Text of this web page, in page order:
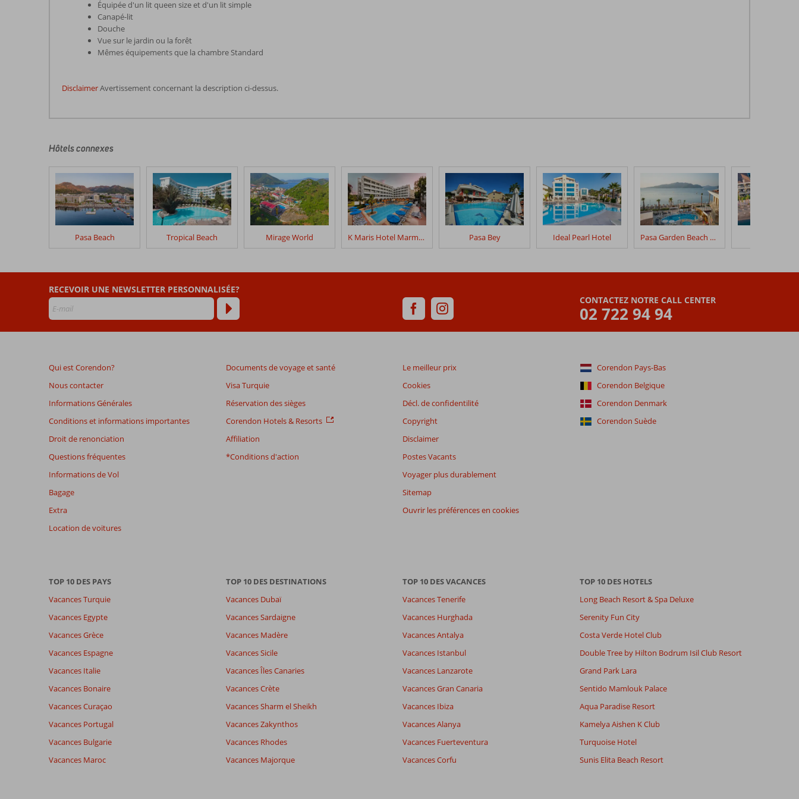
Équipée d'un lit queen size et d'un lit simple
Canapé-lit
Douche
Vue sur le jardin ou la forêt
Mêmes équipements que la chambre Standard
DisclaimerAvertissement concernant la description ci-dessus.
écrits
nos
clients
après
leur
séjour
Marmaris
avis
datant
de
mois
ne
sont
plus
affichés
afin
de
garantir
présentés.
sur
avis.
Note totale
Basé sur:
114,5
Suffisant
Manger
Enfants
5,7
Qualité-wifi
Expériences
de nos
clients
Filtrer par participants
Tous
Trier par
datum (nieuw > oud)
Hôtels connexes
Pasa Beach Tropical Beach Mirage World K Maris Hotel Marmaris Pasa Bey Ideal Pearl Hotel Pasa Garden Beach Hotel
CONTACTEZ NOTRE CALL CENTER
02 722 94 94
RECEVOIR UNE NEWSLETTER PERSONNALISÉE?
Qui est Corendon?
Nous contacter
Informations Générales
Conditions et informations importantes
Droit de renonciation
Questions fréquentes
Informations de Vol
Bagage
Extra
Location de voitures
Documents de voyage et santé
Visa Turquie
Réservation des sièges
Corendon Hotels & Resorts
Affiliation
*Conditions d'action
Le meilleur prix
Cookies
Décl. de confidentilité
Copyright
Disclaimer
Postes Vacants
Voyager plus durablement
Sitemap
Ouvrir les préférences en cookies
Corendon Pays-Bas
Corendon Belgique
Corendon Denmark
Corendon Suède
TOP 10 DES PAYS
Vacances Turquie
Vacances Egypte
Vacances Grèce
Vacances Espagne
Vacances Italie
Vacances Bonaire
Vacances Curaçao
Vacances Portugal
Vacances Bulgarie
Vacances Maroc
TOP 10 DES DESTINATIONS
Vacances Dubaï
Vacances Sardaigne
Vacances Madère
Vacances Sicile
Vacances Îles Canaries
Vacances Crète
Vacances Sharm el Sheikh
Vacances Zakynthos
Vacances Rhodes
Vacances Majorque
TOP 10 DES VACANCES
Vacances Tenerife
Vacances Hurghada
Vacances Antalya
Vacances Istanbul
Vacances Lanzarote
Vacances Gran Canaria
Vacances Ibiza
Vacances Alanya
Vacances Fuerteventura
Vacances Corfu
TOP 10 DES HOTELS
Long Beach Resort & Spa Deluxe
Serenity Fun City
Costa Verde Hotel Club
Double Tree by Hilton Bodrum Isil Club Resort
Grand Park Lara
Sentido Mamlouk Palace
Aqua Paradise Resort
Kamelya Aishen K Club
Turquoise Hotel
Sunis Elita Beach Resort